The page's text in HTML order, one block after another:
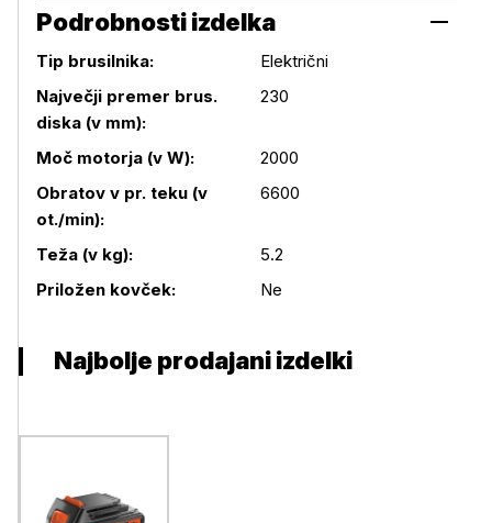
Podrobnosti izdelka
Podrobnosti izdelka
Tip brusilnika:
Električni
Največji premer brus.
diska (v mm):
230
Moč motorja (v W):
2000
Obratov v pr. teku (v
ot./min):
6600
Teža (v kg):
5.2
Priložen kovček:
Ne
Najbolje prodajani izdelki